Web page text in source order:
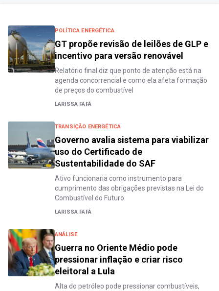
POLÍTICA ENERGÉTICA
GT propõe revisão de leilões de GLP e
incentivo para versão renovável
Relatório final diz que ponto de atenção está na
agenda concorrencial e como ela afeta formação
de preços do combustível
LARISSA FAFÁ
TRANSIÇÃO ENERGÉTICA
Governo avalia sistema para viabilizar
uso do Certificado de
Sustentabilidade do SAF
Ativo funcionaria como instrumento para
cumprimento das obrigações previstas na Lei do
Combustível do Futuro
LARISSA FAFÁ
ANÁLISE
Guerra no Oriente Médio pode
pressionar inflação e criar risco
eleitoral a Lula
Alta do petróleo pode pressionar combustíveis,